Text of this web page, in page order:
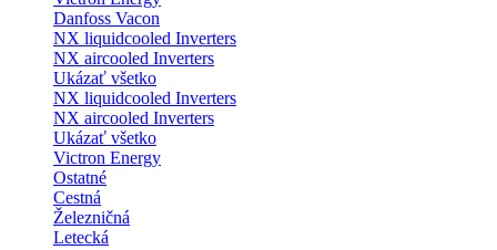
Danfoss Vacon
NX liquidcooled Inverters
NX aircooled Inverters
Ukázať všetko
NX liquidcooled Inverters
NX aircooled Inverters
Ukázať všetko
Victron Energy
Ostatné
Cestná
Železničná
Letecká